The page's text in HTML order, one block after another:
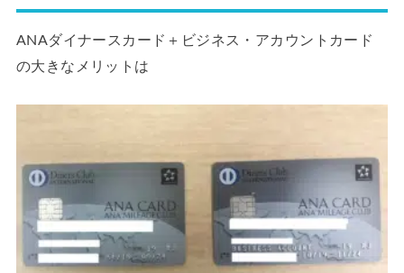
ANAダイナースカード＋ビジネス・アカウントカード
の大きなメリットは